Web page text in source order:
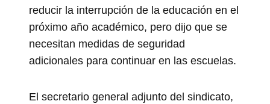
reducir la interrupción de la educación en el
próximo año académico, pero dijo que se
necesitan medidas de seguridad
adicionales para continuar en las escuelas.
El secretario general adjunto del sindicato,